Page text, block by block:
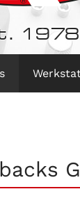
1978